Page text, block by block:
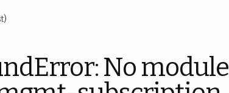
No module